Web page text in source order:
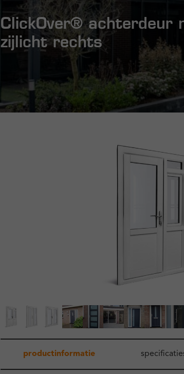
ClickOver® achterdeur
zijlicht rechts
productinformatie